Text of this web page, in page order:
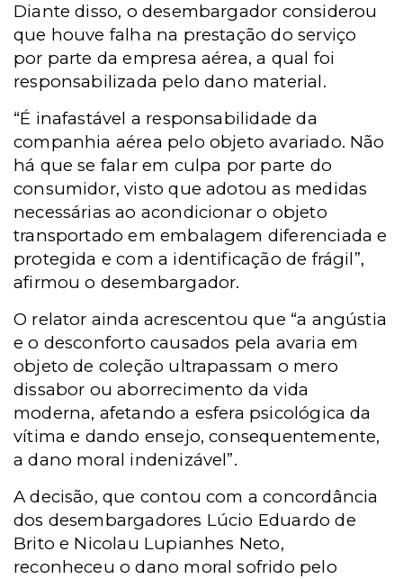
Diante disso, o desembargador considerou
que houve falha na prestação do serviço
por parte da empresa aérea, a qual foi
responsabilizada pelo dano material.
“É inafastável a responsabilidade da
companhia aérea pelo objeto avariado. Não
há que se falar em culpa por parte do
consumidor, visto que adotou as medidas
necessárias ao acondicionar o objeto
transportado em embalagem diferenciada e
protegida e com a identificação de frágil”,
afirmou o desembargador.
O relator ainda acrescentou que “a angústia
e o desconforto causados pela avaria em
objeto de coleção ultrapassam o mero
dissabor ou aborrecimento da vida
moderna, afetando a esfera psicológica da
vítima e dando ensejo, consequentemente,
a dano moral indenizável”.
A decisão, que contou com a concordância
dos desembargadores Lúcio Eduardo de
Brito e Nicolau Lupianhes Neto,
reconheceu o dano moral sofrido pelo